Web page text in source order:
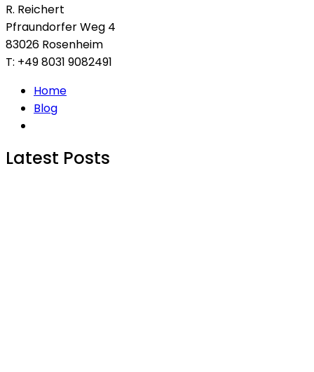
R. Reichert
Pfraundorfer Weg 4
83026 Rosenheim
T: +49 8031 9082491
Home
Blog
Latest Posts